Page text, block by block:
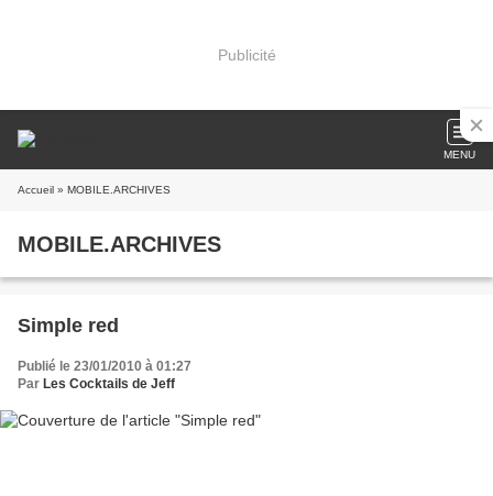
Publicité
MENU
Accueil » MOBILE.ARCHIVES
MOBILE.ARCHIVES
Simple red
Publié le 23/01/2010 à 01:27
Par Les Cocktails de Jeff